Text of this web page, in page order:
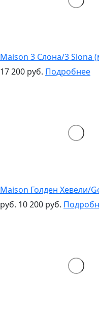
Maison 3 Слона/3 Slona
17 200 руб. Подробнее
Maison Голден Хевели/
руб. 10 200 руб.